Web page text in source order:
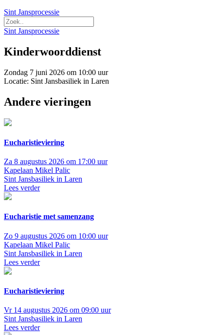
Sint Jansprocessie
Sint Jansprocessie
Kinderwoorddienst
Zondag 7 juni 2026 om 10:00 uur
Locatie: Sint Jansbasiliek in Laren
Andere vieringen
Eucharistieviering
Za 8 augustus 2026 om 17:00 uur
Kapelaan Mikel Palic
Sint Jansbasiliek in Laren
Lees verder
Eucharistie met samenzang
Zo 9 augustus 2026 om 10:00 uur
Kapelaan Mikel Palic
Sint Jansbasiliek in Laren
Lees verder
Eucharistieviering
Vr 14 augustus 2026 om 09:00 uur
Sint Jansbasiliek in Laren
Lees verder